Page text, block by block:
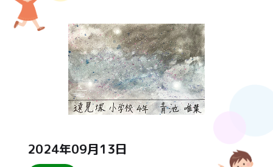
2024年09月13日